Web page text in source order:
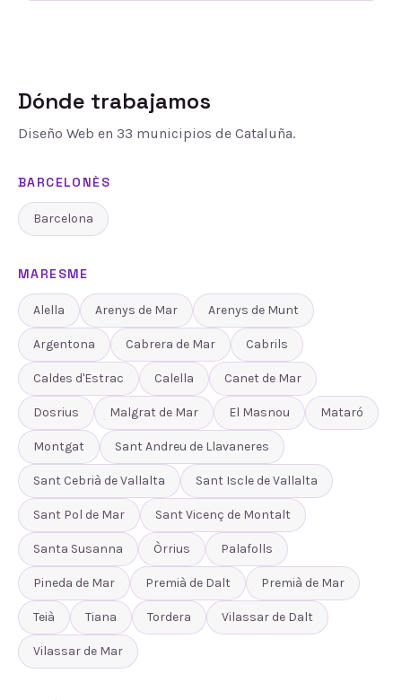
Dónde trabajamos
Diseño Web en 33 municipios de Cataluña.
BARCELONÈS
Barcelona
MARESME
Alella Arenys de Mar Arenys de Munt
Argentona Cabrera de Mar Cabrils
Caldes d'Estrac Calella Canet de Mar
Dosrius Malgrat de Mar El Masnou Mataró
Montgat Sant Andreu de Llavaneres
Sant Cebrià de Vallalta Sant Iscle de Vallalta
Sant Pol de Mar Sant Vicenç de Montalt
Santa Susanna Òrrius Palafolls
Pineda de Mar Premià de Dalt Premià de Mar
Teià Tiana Tordera Vilassar de Dalt
Vilassar de Mar